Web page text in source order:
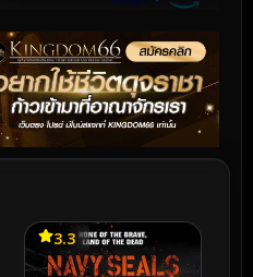
3.3